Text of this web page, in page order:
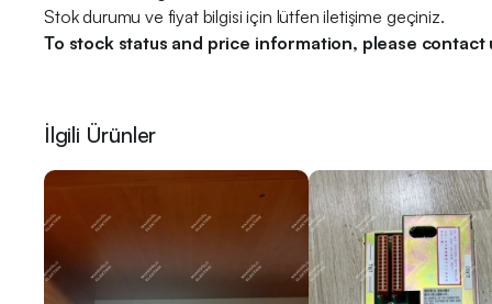
Stok durumu ve fiyat bilgisi için lütfen iletişime geçiniz.
To stock status and price information, please contact
İlgili Ürünler